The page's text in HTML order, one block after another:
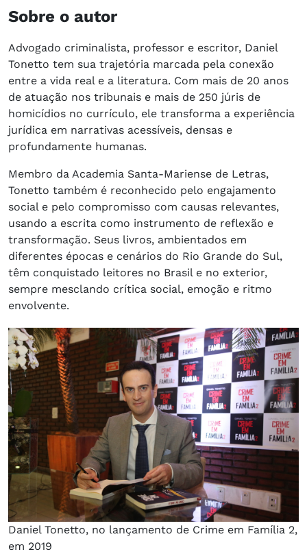
Sobre o autor
Advogado criminalista, professor e escritor, Daniel
Tonetto tem sua trajetória marcada pela conexão
entre a vida real e a literatura. Com mais de 20 anos
de atuação nos tribunais e mais de 250 júris de
homicídios no currículo, ele transforma a experiência
jurídica em narrativas acessíveis, densas e
profundamente humanas.
Membro da Academia Santa-Mariense de Letras,
Tonetto também é reconhecido pelo engajamento
social e pelo compromisso com causas relevantes,
usando a escrita como instrumento de reflexão e
transformação. Seus livros, ambientados em
diferentes épocas e cenários do Rio Grande do Sul,
têm conquistado leitores no Brasil e no exterior,
sempre mesclando crítica social, emoção e ritmo
envolvente.
Daniel Tonetto, no lançamento de Crime em Família 2,
em 2019